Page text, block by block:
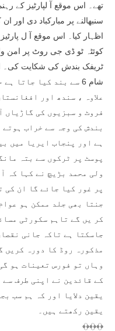
تھے۔ اس موقع آ لپارٹیز کے
سنبھالنے پر مبارکباد دی اور
اظہار کیا۔ اس موقع آ ل
کوئٹہ ٹو ڈی جی روٹ پر امن
ٹریفک بندش کی شکایت کی۔
شام 6 سے بند کیا جاتا
علاوہ ، سندھ اور
فروٹ و سبزیوں کی گاڑیاں
بندش کی وجہ سے خراب
ہے اور پنجاب ایریا میں
پوسٹ پر ٹرکوں سے بتہ
ولی محمد بڑیچ نے کہا کہ
پر غور کیا جائے گا ان کی
جنتا بھی جلد ممکن ہو
کر یں گے تاہم سکورٹی
جاسکتا ہے تاکہ جانی
مذکورہ روڈ کا دورہ کریں
وہاں تو فورس تعینات ہو
کے قائدین نے اپنی طرف
یقین دلایا اور کہ ہم سب
یقین رکھتے ہیں۔
﴾﴿﴾﴿﴾﴿